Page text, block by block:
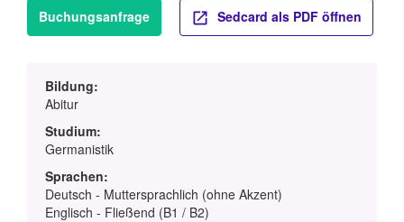
Buchungsanfrage Sedcard als PDF öffnen
Bildung:
Abitur
Studium:
Germanistik
Sprachen:
Deutsch - Muttersprachlich (ohne Akzent)
Englisch - Fließend (B1 / B2)